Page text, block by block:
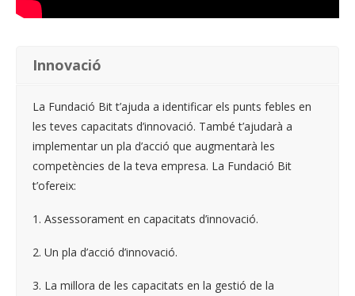
Innovació
La Fundació Bit t’ajuda a identificar els punts febles en
les teves capacitats d’innovació. També t’ajudarà a
implementar un pla d’acció que augmentarà les
competències de la teva empresa. La Fundació Bit
t’ofereix:
1. Assessorament en capacitats d’innovació.
2. Un pla d’acció d’innovació.
3. La millora de les capacitats en la gestió de la